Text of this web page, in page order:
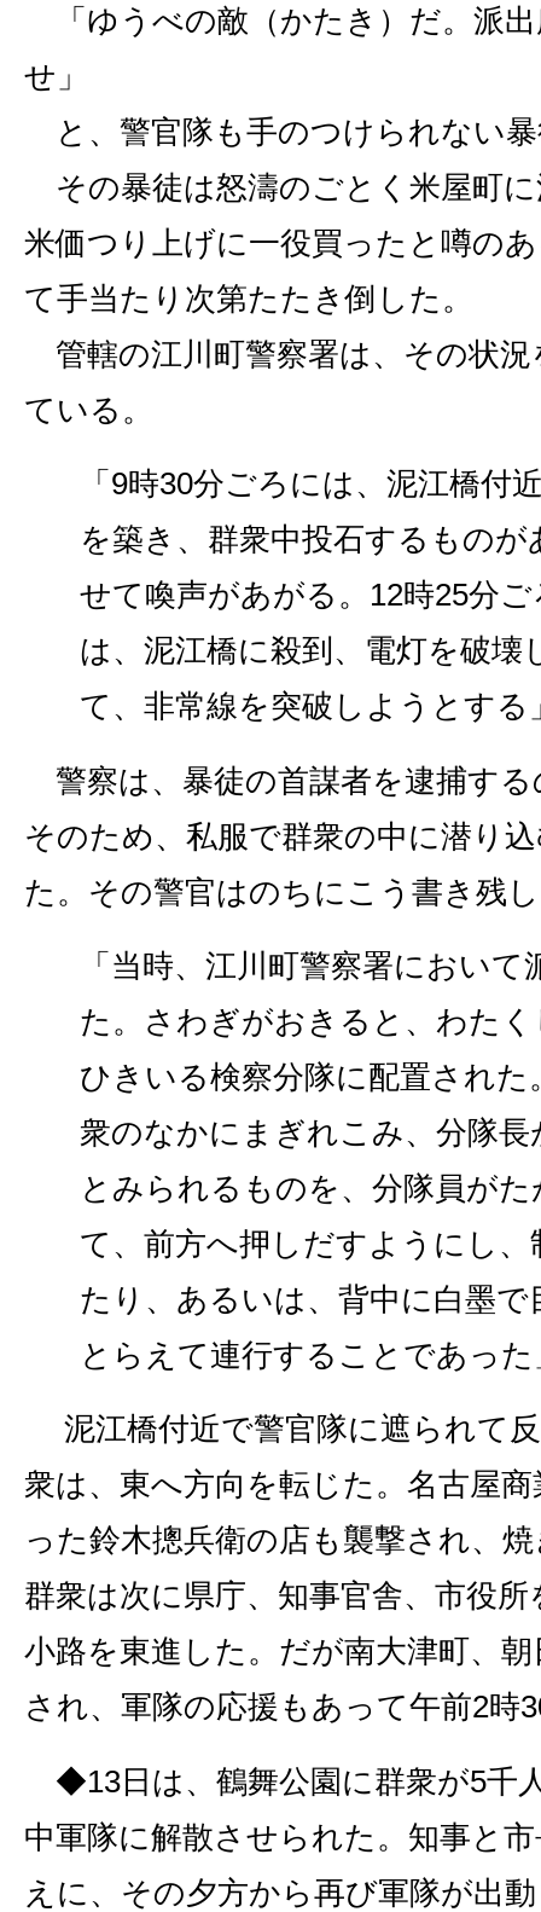
「ゆうべの敵（かたき）だ。派
せ」
と、警官隊も手のつけられない
その暴徒は怒濤のごとく米屋町
米価つり上げに一役買ったと噂の
て手当たり次第たたき倒した。
管轄の江川町警察署は、その状
ている。
「9時30分ごろには、泥江橋付
を築き、群衆中投石するもの
せて喚声があがる。12時25分
は、泥江橋に殺到、電灯を破壊
て、非常線を突破しようとする
警察は、暴徒の首謀者を逮捕す
そのため、私服で群衆の中に潜り
た。その警官はのちにこう書き残
「当時、江川町警察署におい
た。さわぎがおきると、わた
ひきいる検察分隊に配置され
衆のなかにまぎれこみ、分隊
とみられるものを、分隊員が
て、前方へ押しだすようにし
たり、あるいは、背中に白墨
とらえて連行することであった
泥江橋付近で警官隊に遮られて
衆は、東へ方向を転じた。名古屋
った鈴木摠兵衛の店も襲撃され、
群衆は次に県庁、知事官舎、市役
小路を東進した。だが南大津町、
され、軍隊の応援もあって午前2時
◆13日は、鶴舞公園に群衆が5千
中軍隊に解散させられた。知事と
えに、その夕方から再び軍隊が出